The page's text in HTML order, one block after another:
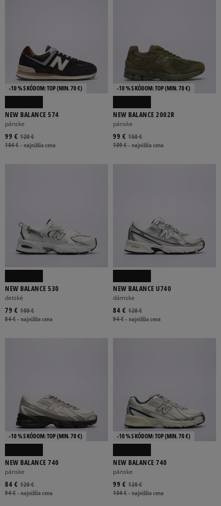
-10 % S KÓDOM: TOP (MIN. 70 €)
NEW BALANCE 574
pánske
120 €
99 €
104 €-najnižšia cena
-10 % S KÓDOM: TOP (MIN. 70 €)
NEW BALANCE 2002R
pánske
150 €
99 €
109 €-najnižšia cena
NEW BALANCE 530
detské
100 €
79 €
84 €-najnižšia cena
NEW BALANCE U740
dámske
120 €
84 €
94 €-najnižšia cena
-10 % S KÓDOM: TOP (MIN. 70 €)
NEW BALANCE 740
pánske
120 €
84 €
94 €-najnižšia cena
-10 % S KÓDOM: TOP (MIN. 70 €)
NEW BALANCE 740
pánske
120 €
99 €
104 €-najnižšia cena